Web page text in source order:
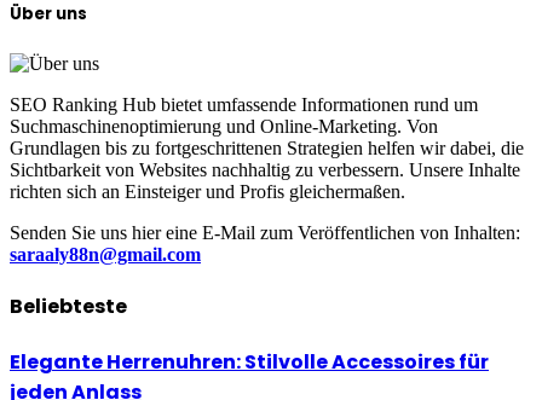
Über uns
SEO Ranking Hub bietet umfassende Informationen rund um
Suchmaschinenoptimierung und Online-Marketing. Von
Grundlagen bis zu fortgeschrittenen Strategien helfen wir dabei, die
Sichtbarkeit von Websites nachhaltig zu verbessern. Unsere Inhalte
richten sich an Einsteiger und Profis gleichermaßen.
Senden Sie uns hier eine E-Mail zum Veröffentlichen von Inhalten:
saraaly88n@gmail.com
Beliebteste
Elegante Herrenuhren: Stilvolle Accessoires für
jeden Anlass